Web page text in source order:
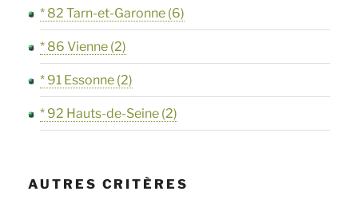
* 82 Tarn-et-Garonne (6)
* 86 Vienne (2)
* 91 Essonne (2)
* 92 Hauts-de-Seine (2)
AUTRES CRITÈRES